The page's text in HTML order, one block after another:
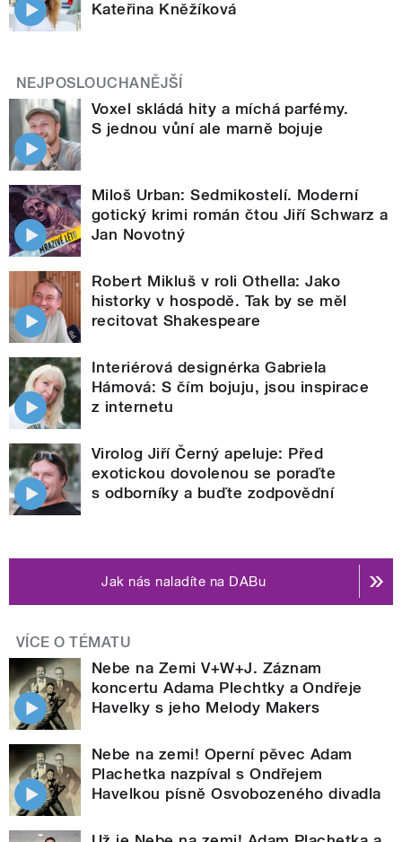
Kateřina Kněžíková
NEJPOSLOUCHANĚJŠÍ
Voxel skládá hity a míchá parfémy.
S jednou vůní ale marně bojuje
Miloš Urban: Sedmikostelí. Moderní
gotický krimi román čtou Jiří Schwarz a
Jan Novotný
Robert Mikluš v roli Othella: Jako
historky v hospodě. Tak by se měl
recitovat Shakespeare
Interiérová designérka Gabriela
Hámová: S čím bojuju, jsou inspirace
z internetu
Virolog Jiří Černý apeluje: Před
exotickou dovolenou se poraďte
s odborníky a buďte zodpovědní
Jak nás naladíte na DABu
VÍCE O TÉMATU
Nebe na Zemi V+W+J. Záznam
koncertu Adama Plechtky a Ondřeje
Havelky s jeho Melody Makers
Nebe na zemi! Operní pěvec Adam
Plachetka nazpíval s Ondřejem
Havelkou písně Osvobozeného divadla